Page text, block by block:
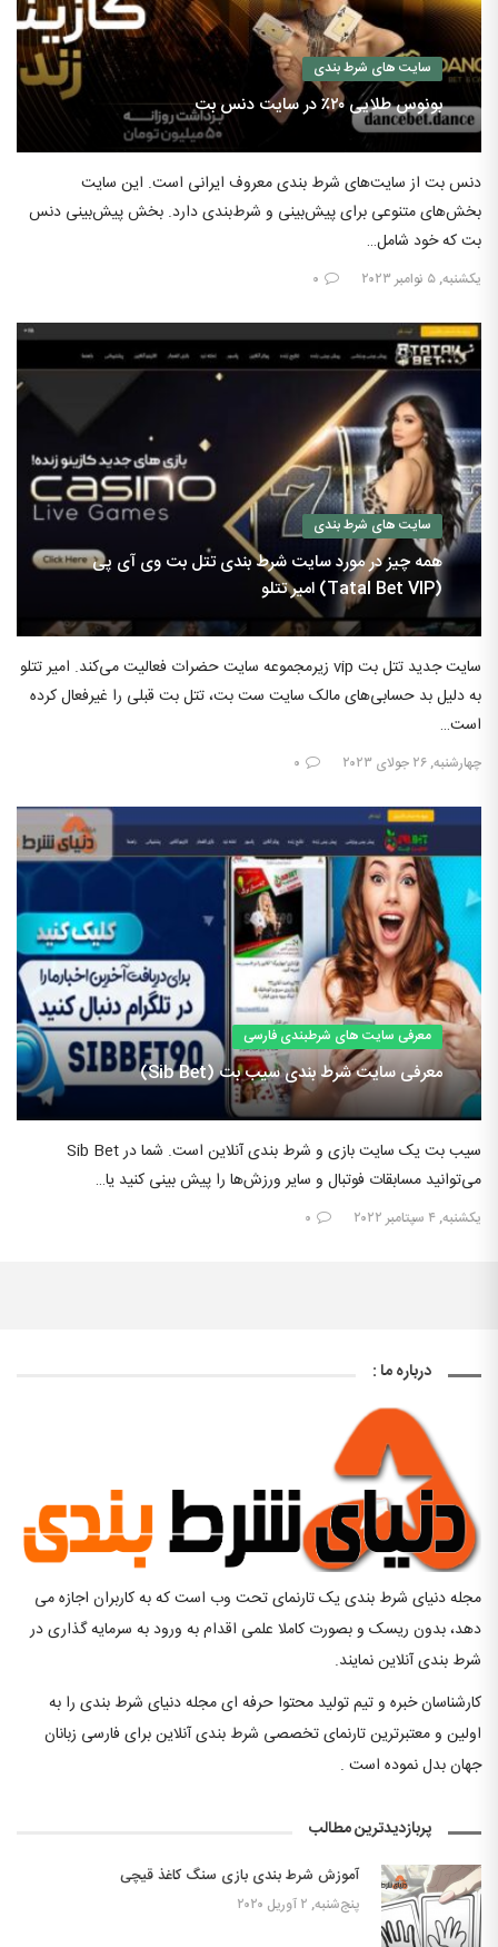
سایت های شرط بندی
بونوس طلایی ۲۰٪ در سایت دنس بت
دنس بت از سایت‌های شرط بندی معروف ایرانی است. این سایت
بخش‌های متنوعی برای پیش‌بینی و شرط‌بندی دارد. بخش پیش‌بینی دنس
بت که خود شامل…
یکشنبه, ۵ نوامبر ۲۰۲۳ ۰
سایت های شرط بندی
همه چیز در مورد سایت شرط بندی تتل بت وی آی پی
(Tatal Bet VIP) امیر تتلو
سایت جدید تتل بت vip زیرمجموعه سایت حضرات فعالیت می‌کند. امیر تتلو
به دلیل بد حسابی‌های مالک سایت ست بت، تتل بت قبلی را غیرفعال کرده
است…
چهارشنبه, ۲۶ جولای ۲۰۲۳ ۰
معرفی سایت های شرطبندی فارسی
معرفی سایت شرط بندی سیب بت (Sib Bet)
سیب بت یک سایت بازی و شرط بندی آنلاین است. شما در Sib Bet
می‌توانید مسابقات فوتبال و سایر ورزش‌ها را پیش بینی کنید یا…
یکشنبه, ۴ سپتامبر ۲۰۲۲ ۰
درباره ما :
مجله دنیای شرط بندی یک تارنمای تحت وب است که به کاربران اجازه می
دهد، بدون ریسک و بصورت کاملا علمی اقدام به ورود به سرمایه گذاری در
شرط بندی آنلاین نمایند.
کارشناسان خبره و تیم تولید محتوا حرفه ای مجله دنیای شرط بندی را به
اولین و معتبرترین تارنمای تخصصی شرط بندی آنلاین برای فارسی زبانان
جهان بدل نموده است .
پربازدیدترین مطالب
آموزش شرط بندی بازی سنگ کاغذ قیچی
پنج‌شنبه, ۲ آوریل ۲۰۲۰